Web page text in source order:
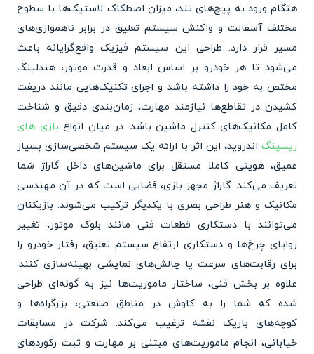
هنگام ورود به پیچ‌های تند، میزان اصطکاک لاستیک‌ها با سطوح
مختلف آسفالت و واکنش سیستم تعلیق در برابر ناهمواری‌های
مسیر قرار دارد. طراحی این سیستم فیزیک واقع‌گرایانه باعث
می‌شود تا هر خودرو بر اساس ابعاد و قدرت موتور، هندلینگ
مختص به خود را داشته باشد و اجرای تکنیک‌هایی مانند دریفت
کشیدن در تقاطع‌ها نیازمند مهارت، زمان‌بندی دقیق و شناخت
کامل مکانیک‌های کنترل ماشین باشد. در میان انواع بازی های
ریسینگ اندروید، این اثر با ارائه یک سیستم شخصی‌سازی بسیار
عمیق، هویتی کاملا مستقل برای ماشین‌های داخل گاراژ شما
تعریف می‌کند. گاراژ مجهز بازی، فضایی است که در آن مهندسی
مکانیک و هنر طراحی بصری با یکدیگر ترکیب می‌شوند. بازیکنان
می‌توانند با دستکاری قطعات فنی مانند بلوک موتور، تغییر
زوایای چرخ‌ها و دستکاری ارتفاع سیستم تعلیق، رفتار خودرو را
برای رقابت‌های سرعت یا چالش‌های نمایشی بهینه‌سازی کنند.
علاوه بر بخش فنی، ساختار ماموریت‌ها نیز به گونه‌ای طراحی
شده که شما را به کاوش در مناطق صنعتی، بزرگراه‌ها و
کوچه‌های باریک نقشه ترغیب می‌کند. شرکت در مسابقات
خیابانی، انجام ماموریت‌های مبتنی بر مهارت و ثبت رکوردهای